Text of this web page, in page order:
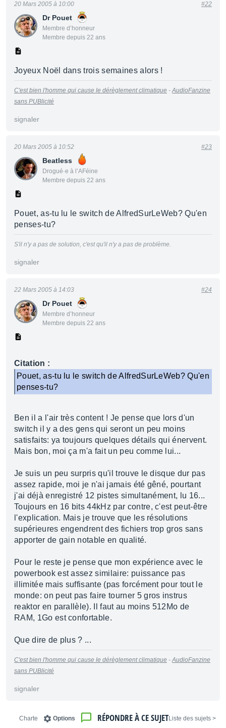
Dr Pouet
Membre d’honneur
Membre depuis 22 ans
20 Mars 2005 à 10:00 #22
Joyeux Noël dans trois semaines alors !
C'est bien l'homme qui cause le dérèglement climatique -AudioFanzine
sans PUBlicité
signaler
Beatless
Drogué·e à l’AFéine
Membre depuis 22 ans
20 Mars 2005 à 10:52 #23
Pouet, as-tu lu le switch de AlfredSurLeWeb? Qu'en
penses-tu?
S'il n'y a pas de solution, c'est qu'il n'y a pas de problème.
signaler
Dr Pouet
Membre d’honneur
Membre depuis 22 ans
22 Mars 2005 à 14:03 #24
Citation :
Pouet, as-tu lu le switch de AlfredSurLeWeb? Qu'en
penses-tu?
Ben il a l'air très content ! Je pense que lors d'un
switch il y a des gens qui seront un peu moins
satisfaits: ya toujours quelques détails qui énervent.
Mais bon, moi ça m'a fait un peu comme lui...
Je suis un peu surpris qu'il trouve le disque dur pas
assez rapide, moi je n'ai jamais été gêné, pourtant
j'ai déjà enregistré 12 pistes simultanément, lu 16...
Toujours en 16 bits 44kHz par contre, c'est peut-être
l'explication. Mais je trouve que les résolutions
supérieures engendrent des fichiers trop gros sans
apporter de gain notable en qualité.
Pour le reste je pense que mon expérience avec le
powerbook est assez similaire: puissance pas
illimitée mais suffisante (pas forcément pour tout le
monde: on peut pas faire tourner 5 gros instrus
reaktor en parallèle). Il faut au moins 512Mo de
RAM, 1Go est confortable.
Que dire de plus ? ...
C'est bien l'homme qui cause le dérèglement climatique -AudioFanzine
sans PUBlicité
signaler
< Liste des sujets
RÉPONDRE À CE SUJET
Options
Charte